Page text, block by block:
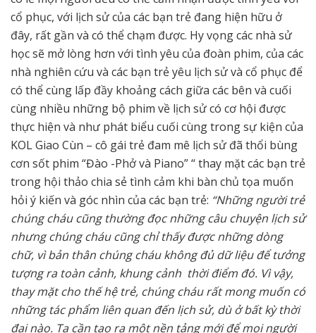
cổ phục, với lịch sử của các bạn trẻ đang hiện hữu ở
đây, rất gần và có thể chạm được. Hy vọng các nhà sử
học sẽ mở lòng hơn với tình yêu của đoàn phim, của các
nhà nghiên cứu và các bạn trẻ yêu lịch sử và cổ phục để
có thể cùng lấp đầy khoảng cách giữa các bên và cuối
cùng nhiều những bộ phim về lịch sử có cơ hội được
thực hiện và như phát biểu cuối cùng trong sự kiện của
KOL Giao Cùn – cô gái trẻ đam mê lịch sử đã thổi bùng
cơn sốt phim “Đào -Phở và Piano” “ thay mặt các bạn trẻ
trong hội thảo chia sẻ tình cảm khi bàn chủ tọa muốn
hỏi ý kiến và góc nhìn của các bạn trẻ: “Những người trẻ
chúng cháu cũng thường đọc những câu chuyện lịch sử
nhưng chúng cháu cũng chỉ thấy được những dòng
chữ, vì bản thân chúng cháu không đủ dữ liệu để tưởng
tượng ra toàn cảnh, khung cảnh thời điểm đó. Vì vậy,
thay mặt cho thế hệ trẻ, chúng cháu rất mong muốn có
những tác phẩm liên quan đến lịch sử, dù ở bất kỳ thời
đại nào. Ta cần tạo ra một nền tảng mới để mọi người